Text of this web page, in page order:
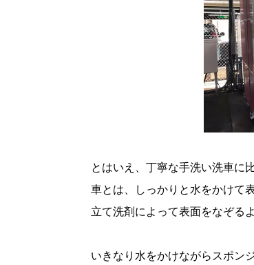
とはいえ、丁寧な手洗い洗車に
車とは、しっかりと水をかけて
立て洗剤によって表面をなぞる
いきなり水をかけながらスポン